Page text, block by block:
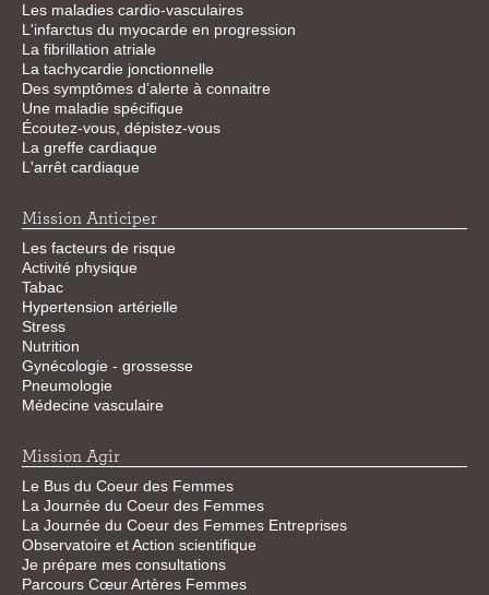
Les maladies cardio-vasculaires
L'infarctus du myocarde en progression
La fibrillation atriale
La tachycardie jonctionnelle
Des symptômes d’alerte à connaitre
Une maladie spécifique
Écoutez-vous, dépistez-vous
La greffe cardiaque
L'arrêt cardiaque
Mission Anticiper
Les facteurs de risque
Activité physique
Tabac
Hypertension artérielle
Stress
Nutrition
Gynécologie - grossesse
Pneumologie
Médecine vasculaire
Mission Agir
Le Bus du Coeur des Femmes
La Journée du Coeur des Femmes
La Journée du Coeur des Femmes Entreprises
Observatoire et Action scientifique
Je prépare mes consultations
Parcours Cœur Artères Femmes